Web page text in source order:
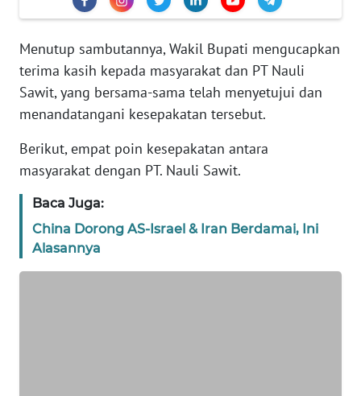
Menutup sambutannya, Wakil Bupati mengucapkan
terima kasih kepada masyarakat dan PT Nauli
Sawit, yang bersama-sama telah menyetujui dan
menandatangani kesepakatan tersebut.
Berikut, empat poin kesepakatan antara
masyarakat dengan PT. Nauli Sawit.
Baca Juga:
China Dorong AS-Israel & Iran Berdamai, Ini
Alasannya
REDAKSI
KARIR
DISCLAIMER
Wahana
Regional
WN